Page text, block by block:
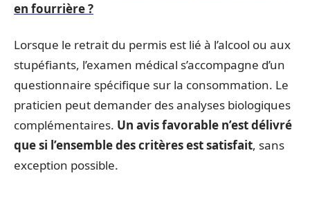
en fourrière ?
Lorsque le retrait du permis est lié à l’alcool ou aux
stupéfiants, l’examen médical s’accompagne d’un
questionnaire spécifique sur la consommation. Le
praticien peut demander des analyses biologiques
complémentaires. Un avis favorable n’est délivré
que si l’ensemble des critères est satisfait, sans
exception possible.